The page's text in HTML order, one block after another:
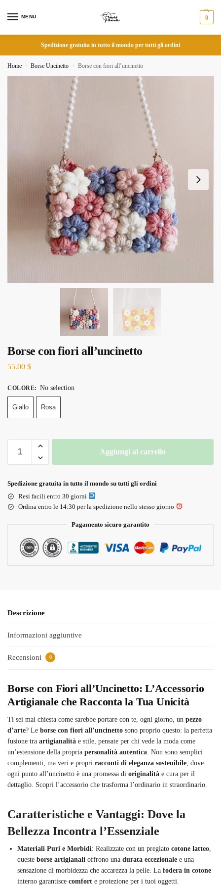
MENU 0
Spedizione gratuita in tutto il mondo per tutti gli ordini
Home / Borse Uncinetto / Borse con fiori all’uncinetto
Borse con fiori all’uncinetto
55.00 $
COLORE: No selection
Giallo Rosa
Aggiungi al carrello
Spedizione gratuita in tutto il mondo su tutti gli ordini
Resi facili entro 30 giorni
Ordina entro le 14:30 per la spedizione nello stesso giorno
Pagamento sicuro garantito
Descrizione
Informazioni aggiuntive
Recensioni 0
Borse con Fiori all’Uncinetto: L’Accessorio
Artigianale che Racconta la Tua Unicità
Ti sei mai chiesta come sarebbe portare con te, ogni giorno, un pezzo
d’arte? Le borse con fiori all’uncinetto sono proprio questo: la perfetta
fusione tra artigianalità e stile, pensate per chi vede la moda come
un’estensione della propria personalità autentica . Non sono semplici
complementi, ma veri e propri racconti di eleganza sostenibile , dove
ogni punto all’uncinetto è una promessa di originalità e cura per il
dettaglio. Scopri l’accessorio che trasforma l’ordinario in straordinario.
Caratteristiche e Vantaggi: Dove la
Bellezza Incontra l’Essenziale
Materiali Puri e Morbidi: Realizzate con un pregiato cotone latteo
queste borse artigianali offrono una durata eccezionale e una
sensazione di morbidezza che accarezza la pelle. La fodera in cotone
interno garantisce comfort e protezione per i tuoi oggetti.